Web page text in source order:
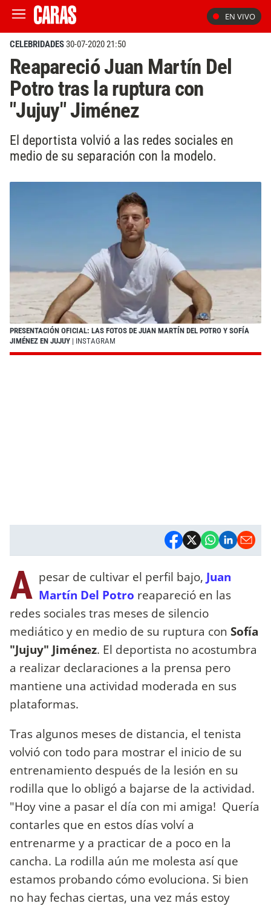
EN VIVO
CELEBRIDADES30-07-2020 21:50
Reapareció Juan Martín Del
Potro tras la ruptura con
"Jujuy" Jiménez
El deportista volvió a las redes sociales en
medio de su separación con la modelo.
PRESENTACIÓN OFICIAL: LAS FOTOS DE JUAN MARTÍN DEL POTRO Y SOFÍA
JIMÉNEZ EN JUJUY | INSTAGRAM
A pesar de cultivar el perfil bajo, Juan
Martín Del Potro reapareció en las
redes sociales tras meses de silencio
mediático y en medio de su ruptura con Sofía
"Jujuy" Jiménez. El deportista no acostumbra
a realizar declaraciones a la prensa pero
mantiene una actividad moderada en sus
plataformas.
Tras algunos meses de distancia, el tenista
volvió con todo para mostrar el inicio de su
entrenamiento después de la lesión en su
rodilla que lo obligó a bajarse de la actividad.
"Hoy vine a pasar el día con mi amiga! Quería
contarles que en estos días volví a
entrenarme y a practicar de a poco en la
cancha. La rodilla aún me molesta así que
estamos probando cómo evoluciona. Si bien
no hay fechas ciertas, una vez más estoy